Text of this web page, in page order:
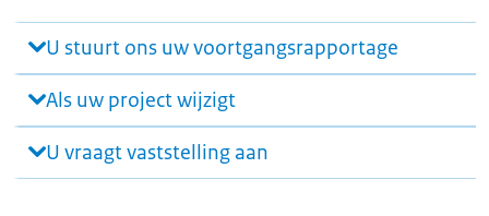
U stuurt ons uw voortgangsrapportage
Als uw project wijzigt
U vraagt vaststelling aan